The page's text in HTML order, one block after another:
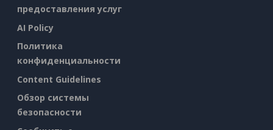
предоставления услуг
AI Policy
Политика
конфиденциальности
Content Guidelines
Обзор системы
безопасности